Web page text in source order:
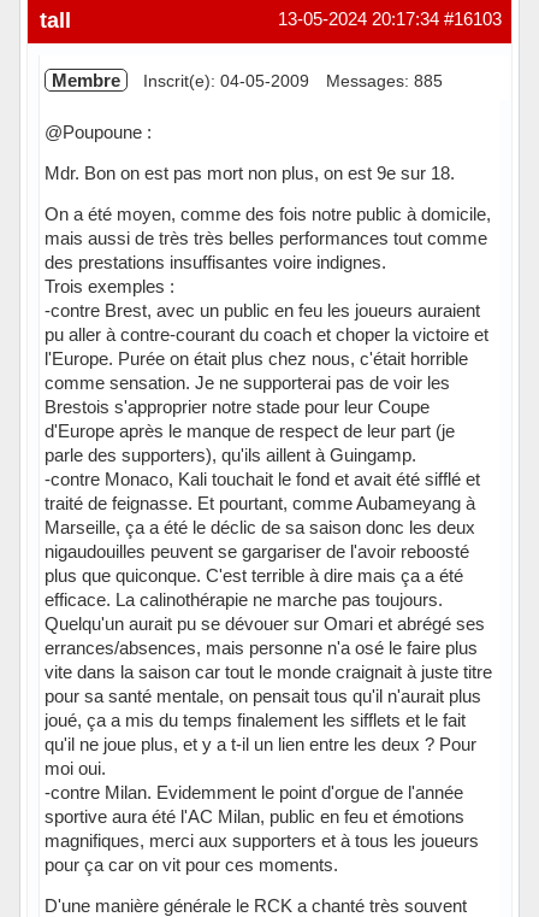
Hors ligne #16103
13-05-2024 20:17:34
tall
Membre Inscrit(e): 04-05-2009 Messages: 885
@Poupoune :
Mdr. Bon on est pas mort non plus, on est 9e sur 18.
On a été moyen, comme des fois notre public à domicile,
mais aussi de très très belles performances tout comme
des prestations insuffisantes voire indignes.
Trois exemples :
-contre Brest, avec un public en feu les joueurs auraient
pu aller à contre-courant du coach et choper la victoire et
l'Europe. Purée on était plus chez nous, c'était horrible
comme sensation. Je ne supporterai pas de voir les
Brestois s'approprier notre stade pour leur Coupe
d'Europe après le manque de respect de leur part (je
parle des supporters), qu'ils aillent à Guingamp.
-contre Monaco, Kali touchait le fond et avait été sifflé et
traité de feignasse. Et pourtant, comme Aubameyang à
Marseille, ça a été le déclic de sa saison donc les deux
nigaudouilles peuvent se gargariser de l'avoir reboosté
plus que quiconque. C'est terrible à dire mais ça a été
efficace. La calinothérapie ne marche pas toujours.
Quelqu'un aurait pu se dévouer sur Omari et abrégé ses
errances/absences, mais personne n'a osé le faire plus
vite dans la saison car tout le monde craignait à juste titre
pour sa santé mentale, on pensait tous qu'il n'aurait plus
joué, ça a mis du temps finalement les sifflets et le fait
qu'il ne joue plus, et y a t-il un lien entre les deux ? Pour
moi oui.
-contre Milan. Evidemment le point d'orgue de l'année
sportive aura été l'AC Milan, public en feu et émotions
magnifiques, merci aux supporters et à tous les joueurs
pour ça car on vit pour ces moments.
D'une manière générale le RCK a chanté très souvent